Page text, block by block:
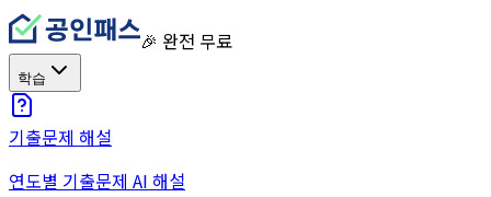
🎉 완전 무료
학습
기출문제 해설
연도별 기출문제 AI 해설